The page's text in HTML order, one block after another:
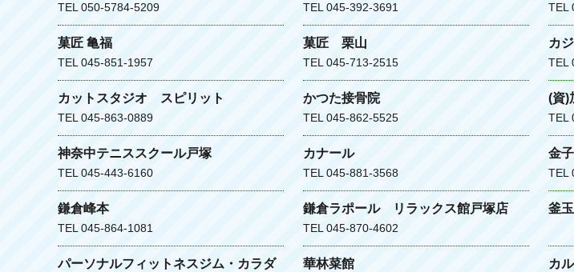
TEL 050-5784-5209 TEL 045-392-3691 TEL
菓匠 亀福
TEL 045-851-1957
菓匠 栗山
TEL 045-713-2515
カ
TEL
カットスタジオ スピリット
TEL 045-863-0889
かつた接骨院
TEL 045-862-5525
(資)
TEL
神奈中テニススクール戸塚
TEL 045-443-6160
カナール
TEL 045-881-3568
金
TEL
鎌倉峰本
TEL 045-864-1081
鎌倉ラポール リラックス館戸塚店
TEL 045-870-4602
釜
パーソナルフィットネスジム・カラダ
華林菜館 カ